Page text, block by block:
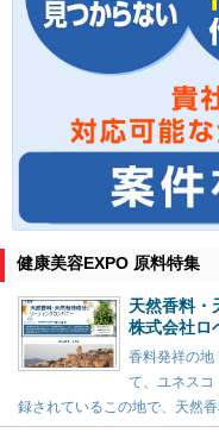
健康美容EXPO 原料特集
天然香料・
株式会社ロ
香料発祥の地
て、ユネスコ
録されているこの地で、天然